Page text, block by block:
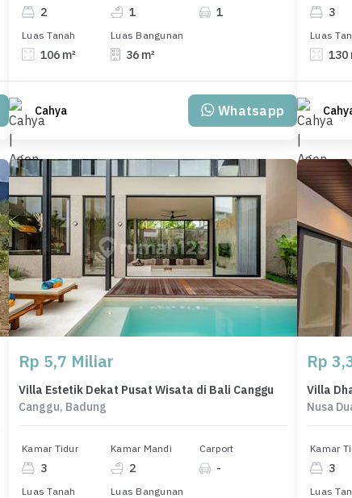
2 1 1
Luas Tanah
106 m²
Luas Bangunan
36 m²
Cahya Whatsapp
3
Luas
130
Rp 5,7 Miliar
Villa Estetik Dekat Pusat Wisata di Bali Canggu
Canggu, Badung
Kamar Tidur
3
Kamar Mandi
2
Carport
-
Luas Tanah Luas Bangunan
Rp
Villa
Nusa
Kamar
3
Luas